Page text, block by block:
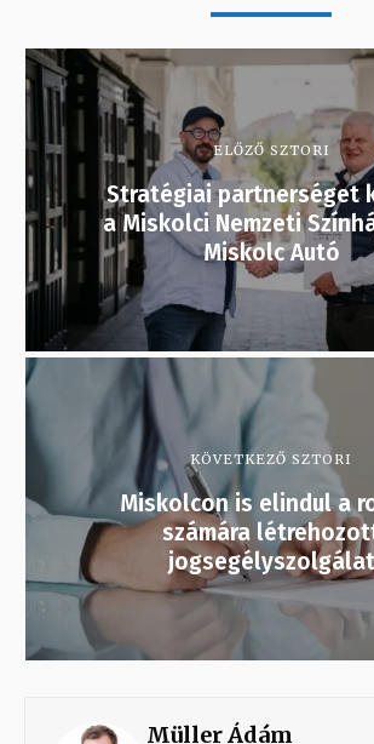
ELŐZŐ SZTORI
Stratégiai partnerséget
a Miskolci Nemzeti
Miskolc Autó
KÖVETKEZŐ SZTORI
Miskolcon is elindul a
számára
jogsegélyszolgálat
Müller Ádám